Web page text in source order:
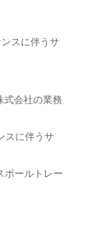
スに伴うサ
式会社の業務
スに伴うサ
ボールトレー